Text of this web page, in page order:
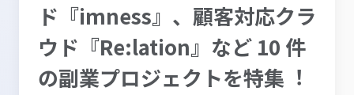
ド『imness』、顧客対応クラ
ウド『Re:lation』など 10 件
の副業プロジェクトを特集︕